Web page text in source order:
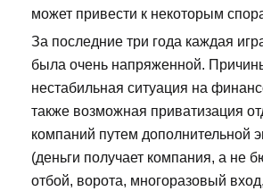
может привести к некоторым
За последние три года каждая
была очень напряженной.
нестабильная ситуация на
также возможная приватизация
компаний путем дополнительной
(деньги получает компания, а не
отбой, ворота, многоразовый вход,